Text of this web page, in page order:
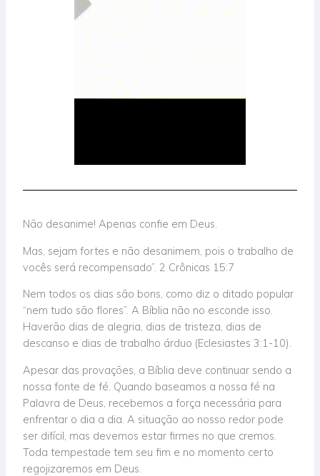
Não desanime! Apenas confie em Deus.
Mas, sejam fortes e não desanimem, pois o trabalho de
vocês será recompensado”. 2 Crônicas 15:7
Nem todos os dias são bons, como diz o ditado popular
“nem tudo são flores”. A Bíblia não no esconde isso.
Haverão dias de alegria, dias de tristeza, dias de
descanso e dias de trabalho árduo (Eclesiastes 3:1-10).
Apesar das provações, a Bíblia deve continuar sendo a
nossa fonte de fé. Quando baseamos a nossa fé na
Palavra de Deus, recebemos a força necessária para
enfrentar o dia a dia. A situação ao nosso redor pode
ser difícil, mas devemos estar firmes no que cremos.
Toda tempestade tem seu fim e no momento certo
regojizaremos em Deus.